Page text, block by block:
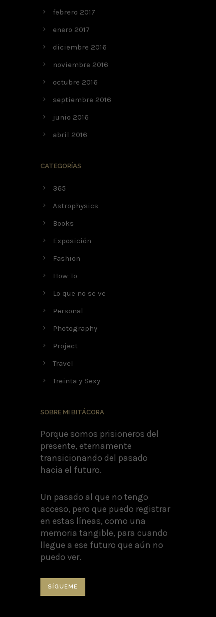
febrero 2017
enero 2017
diciembre 2016
noviembre 2016
octubre 2016
septiembre 2016
junio 2016
abril 2016
CATEGORÍAS
365
Astrophysics
Books
Exposición
Fashion
How-To
Lo que no se ve
Personal
Photography
Project
Travel
Treinta y Sexy
SOBRE MI BITÁCORA
Porque somos prisioneros del
presente, eternamente
transicionando del pasado
hacia el futuro.
Un pasado al que no tengo
acceso, pero que puedo registrar
en estas líneas, como una
memoria tangible, para cuando
llegue a ese futuro que aún no
puedo ver.
SÍGUEME